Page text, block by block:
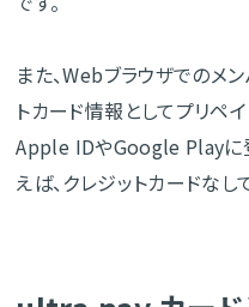
また、Webブラウザでのメ
トカード情報としてプリペ
Apple IDやGoogle Playに
えば、クレジットカードな